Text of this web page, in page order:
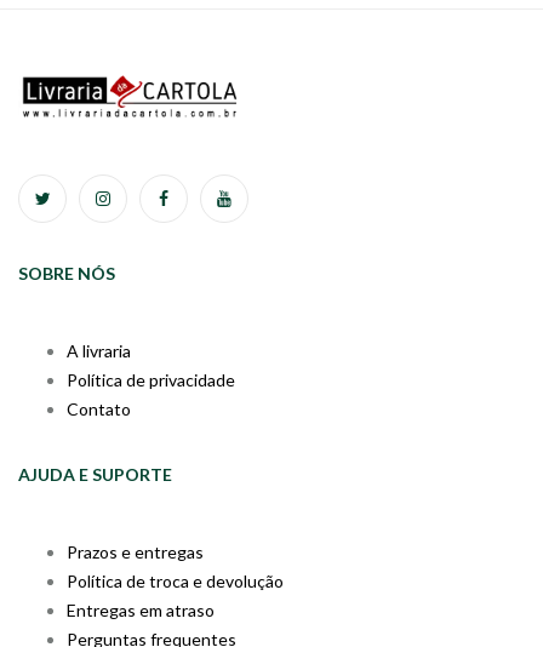
SOBRE NÓS
A livraria
Política de privacidade
Contato
AJUDA E SUPORTE
Prazos e entregas
Política de troca e devolução
Entregas em atraso
Perguntas frequentes